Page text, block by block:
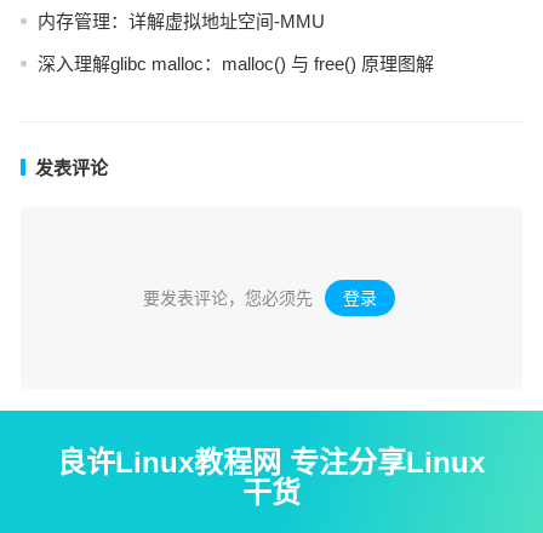
内存管理：详解虚拟地址空间-MMU
深入理解glibc malloc：malloc() 与 free() 原理图解
发表评论
要发表评论，您必须先 登录 。
良许Linux教程网 专注分享Linux
干货